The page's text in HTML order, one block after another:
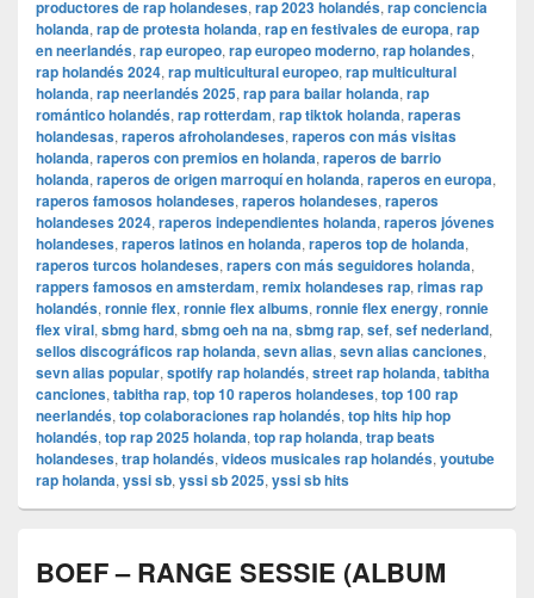
productores de rap holandeses, rap 2023 holandés, rap conciencia
holanda, rap de protesta holanda, rap en festivales de europa, rap
en neerlandés, rap europeo, rap europeo moderno, rap holandes,
rap holandés 2024, rap multicultural europeo, rap multicultural
holanda, rap neerlandés 2025, rap para bailar holanda, rap
romántico holandés, rap rotterdam, rap tiktok holanda, raperas
holandesas, raperos afroholandeses, raperos con más visitas
holanda, raperos con premios en holanda, raperos de barrio
holanda, raperos de origen marroquí en holanda, raperos en europa,
raperos famosos holandeses, raperos holandeses, raperos
holandeses 2024, raperos independientes holanda, raperos jóvenes
holandeses, raperos latinos en holanda, raperos top de holanda,
raperos turcos holandeses, rapers con más seguidores holanda,
rappers famosos en amsterdam, remix holandeses rap, rimas rap
holandés, ronnie flex, ronnie flex albums, ronnie flex energy, ronnie
flex viral, sbmg hard, sbmg oeh na na, sbmg rap, sef, sef nederland,
sellos discográficos rap holanda, sevn alias, sevn alias canciones,
sevn alias popular, spotify rap holandés, street rap holanda, tabitha
canciones, tabitha rap, top 10 raperos holandeses, top 100 rap
neerlandés, top colaboraciones rap holandés, top hits hip hop
holandés, top rap 2025 holanda, top rap holanda, trap beats
holandeses, trap holandés, videos musicales rap holandés, youtube
rap holanda, yssi sb, yssi sb 2025, yssi sb hits
BOEF – RANGE SESSIE (ALBUM